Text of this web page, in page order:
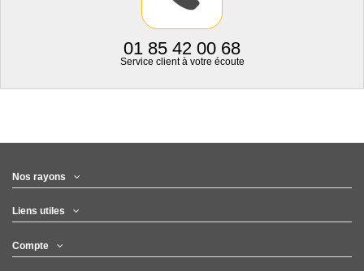
01 85 42 00 68
Service client à votre écoute
Nos rayons
Liens utiles
Compte